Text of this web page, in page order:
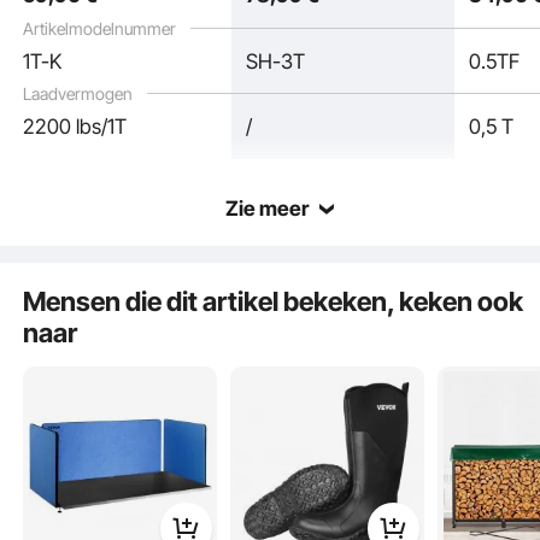
Vergeet de gewone trolleys! De duwbalkwagen van VEVOR wordt geleverd met
extra dikke ringen, waardoor hij geschikt is voor verschillende balken.
Artikelmodelnummer
Laadvermogen
bovenloopkraan
laadkraan
1T-K SH-3T 0.5TF
2200 lbs/1T / 0,5 T
Zie meer
Mensen die dit artikel bekeken, keken ook
naar